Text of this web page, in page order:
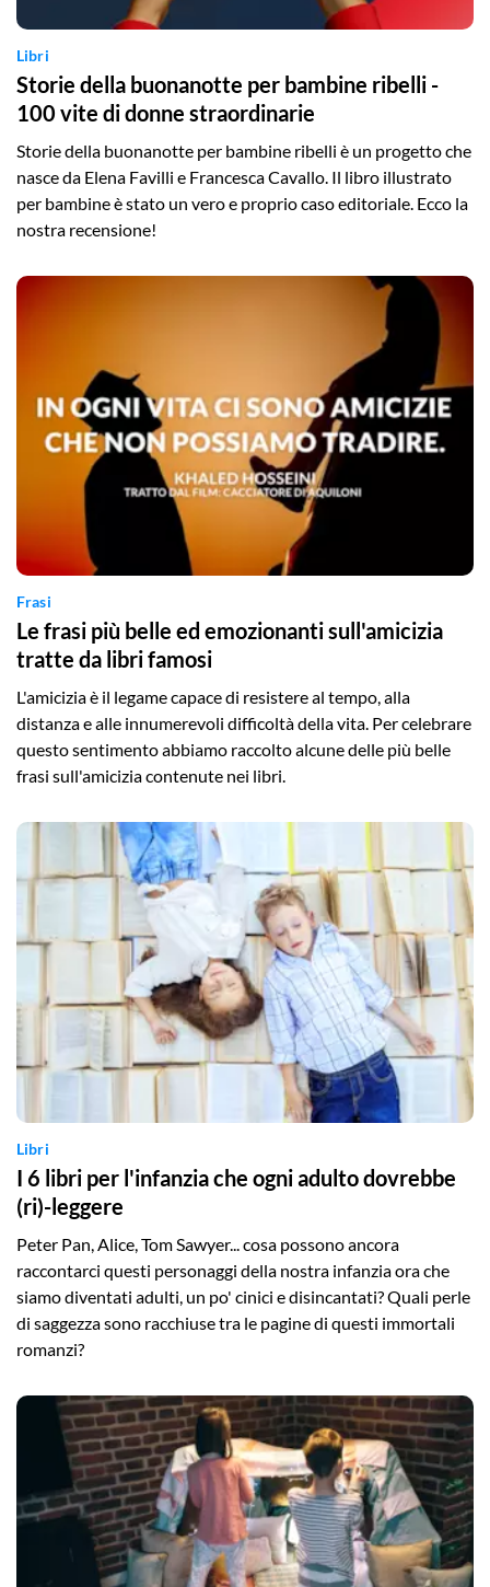
Libri
Storie della buonanotte per bambine ribelli -
100 vite di donne straordinarie
Storie della buonanotte per bambine ribelli è un progetto che
nasce da Elena Favilli e Francesca Cavallo. Il libro illustrato
per bambine è stato un vero e proprio caso editoriale. Ecco la
nostra recensione!
Frasi
Le frasi più belle ed emozionanti sull'amicizia
tratte da libri famosi
L'amicizia è il legame capace di resistere al tempo, alla
distanza e alle innumerevoli difficoltà della vita. Per celebrare
questo sentimento abbiamo raccolto alcune delle più belle
frasi sull'amicizia contenute nei libri.
Libri
I 6 libri per l'infanzia che ogni adulto dovrebbe
(ri)-leggere
Peter Pan, Alice, Tom Sawyer... cosa possono ancora
raccontarci questi personaggi della nostra infanzia ora che
siamo diventati adulti, un po' cinici e disincantati? Quali perle
di saggezza sono racchiuse tra le pagine di questi immortali
romanzi?